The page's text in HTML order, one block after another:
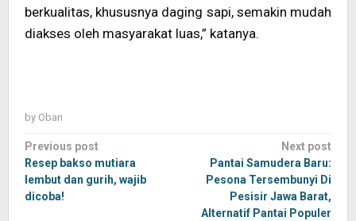
berkualitas, khususnya daging sapi, semakin mudah
diakses oleh masyarakat luas,” katanya.
by Oban
Post
navigation
Previous post
Resep bakso mutiara
lembut dan gurih, wajib
dicoba!
Next post
Pantai Samudera Baru:
Pesona Tersembunyi Di
Pesisir Jawa Barat,
Alternatif Pantai Populer